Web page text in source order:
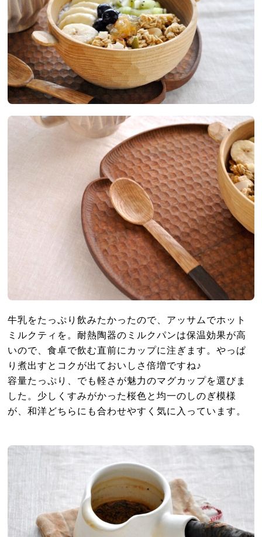
牛乳をたっぷり飲みたかったので、アッサムでホット
ミルクティを。耐熱陶器のミルクパンは保温効果が高
いので、食卓で飲む直前にカップに注ぎます。やっぱ
り煮出すとコクが出ておいしさ倍増ですね♪
容量たっぷり、でも軽さが魅力のマグカップを選びま
した。少しくすみがかった桜色と均一のしのぎ模様
が、和洋どちらにも合わせやすく気に入っています。